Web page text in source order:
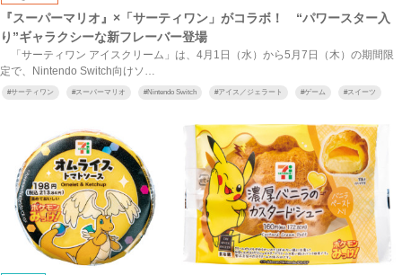
『スーパーマリオ』×「サーティワン」がコラボ！ “パワースター入
り”ギャラクシーな新フレーバー登場
「サーティワン アイスクリーム」は、4月1日（水）から5月7日（木）の期間限
定で、Nintendo Switch向けソ…
#サーティワン #スーパーマリオ #Nintendo Switch #アイス／ジェラート #ゲーム #スイーツ